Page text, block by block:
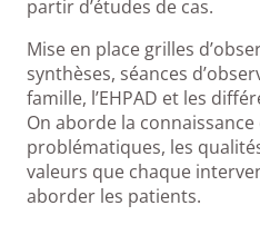
partir d’études de cas.
Mise en place grilles
synthèses, séances
famille, l’EHPAD et les
On aborde la
problématiques, les
valeurs que chaque
aborder les patients.